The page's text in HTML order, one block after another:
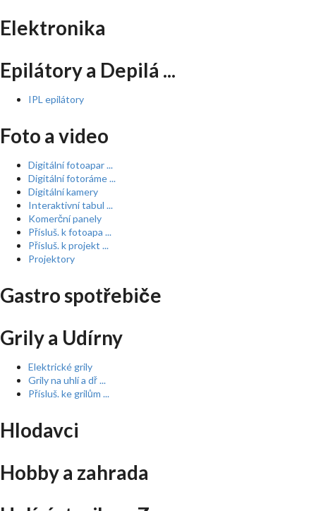
Elektronika
Epilátory a Depilá ...
IPL epilátory
Foto a video
Digitální fotoapar ...
Digitální fotoráme ...
Digitální kamery
Interaktivní tabul ...
Komerční panely
Přísluš. k fotoapa ...
Přísluš. k projekt ...
Projektory
Gastro spotřebiče
Grily a Udírny
Elektrické grily
Grily na uhlí a dř ...
Přísluš. ke grilům ...
Hlodavci
Hobby a zahrada